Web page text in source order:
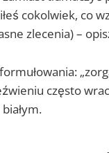
cokolwiek, co
zlecenia) –
często